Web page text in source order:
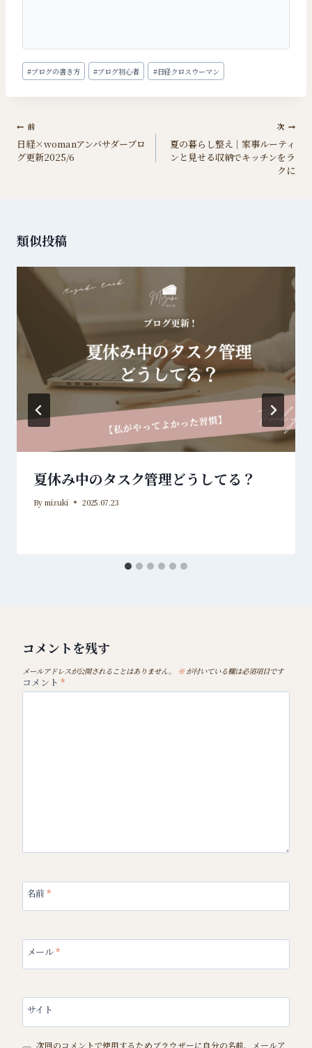
投
稿
#ブログの書き方 #ブログ初心者 #日経クロスウーマン
投
稿
ナ
シ
前
日経×womanアンバサダーブロ
グ更新2025/6
次
夏の暮らし整え｜家事ルーティ
ンと見せる収納でキッチンをラ
クに
類似投稿
夏休み中のタスク管理どうしてる？
By mizuki 2025.07.23
コメントを残す
メールアドレスが公開されることはありません。 ※が付いている欄は必須項目です
コメント *
名前*
メール*
サイト
次回のコメントで使用するためブラウザーに自分の名前、メールア